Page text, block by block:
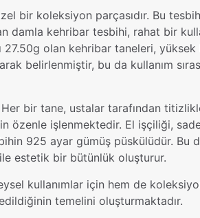
bir koleksiyon parçasıdır. Bu
kehribar tesbihi, rahat bir
27.50g olan kehribar taneleri,
belirlenmiştir, bu da kullanım
bir tane, ustalar tarafından
işlenmektedir. El işçiliği,
925 ayar gümüş püskülüdür. Bu
ile estetik bir bütünlük oluşturur.
kullanımlar için hem de
temelini oluşturmaktadır.